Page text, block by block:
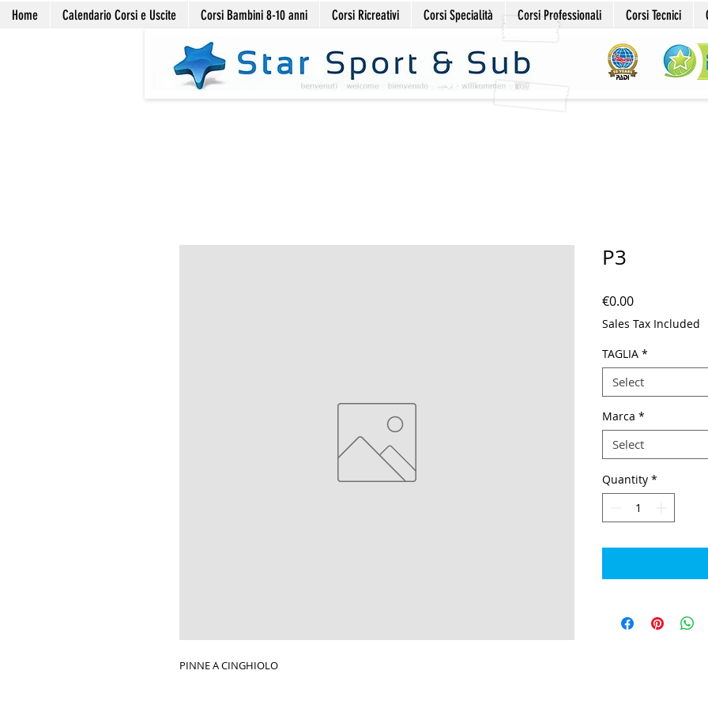
Home Calendario Corsi e Uscite Corsi Bambini 8-10 anni Corsi Ricreativi Corsi Specialità Corsi Professionali Corsi Tecnici
PINNE A CINGHIOLO
P3
€0.00Price
Sales Tax Included
TAGLIA *
Select
Marca *
Select
Quantity *